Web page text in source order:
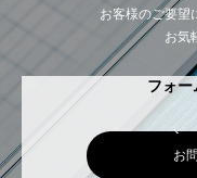
お客様のご要望
お気
フォー
お